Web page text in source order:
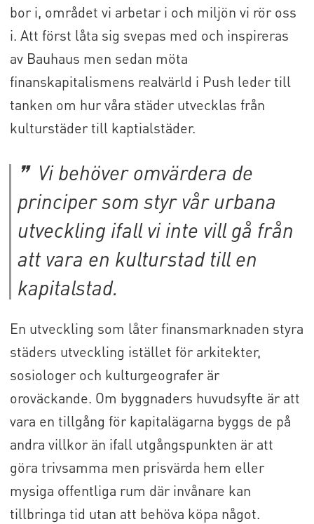
bor i, området vi arbetar i och miljön vi rör oss
i. Att först låta sig svepas med och inspireras
av Bauhaus men sedan möta
finanskapitalismens realvärld i Push leder till
tanken om hur våra städer utvecklas från
kulturstäder till kaptialstäder.
Vi behöver omvärdera de
principer som styr vår urbana
utveckling ifall vi inte vill gå från
att vara en kulturstad till en
kapitalstad.
En utveckling som låter finansmarknaden styra
städers utveckling istället för arkitekter,
sosiologer och kulturgeografer är
oroväckande. Om byggnaders huvudsyfte är att
vara en tillgång för kapitalägarna byggs de på
andra villkor än ifall utgångspunkten är att
göra trivsamma men prisvärda hem eller
mysiga offentliga rum där invånare kan
tillbringa tid utan att behöva köpa något.